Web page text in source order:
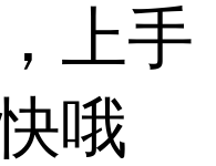
上手
哦